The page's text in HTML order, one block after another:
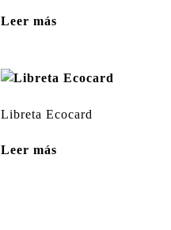
Leer más
Libreta Ecocard
Leer más